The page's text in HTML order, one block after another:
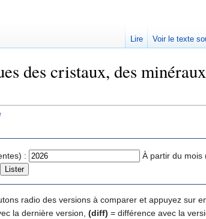
des cristaux, des
: À partir du mois
radio des versions à comparer et appuyez sur
la dernière version, (diff) = différence avec la
Lire Voir le texte